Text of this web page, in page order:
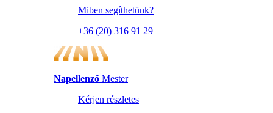
Miben segíthetünk?
+36 (20) 316 91 29
Napellenző Mester
Kérjen részletes